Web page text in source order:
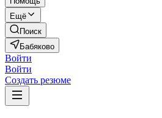
Ещё
Поиск
Бабяково
Войти
Войти
Создать резюме